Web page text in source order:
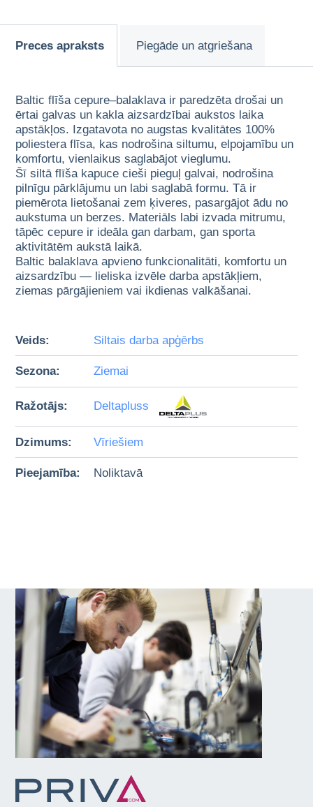
Preces apraksts Piegāde un atgriešana
Baltic flīša cepure–balaklava ir paredzēta drošai un
ērtai galvas un kakla aizsardzībai aukstos laika
apstākļos. Izgatavota no augstas kvalitātes 100%
poliestera flīsa, kas nodrošina siltumu, elpojamību un
komfortu, vienlaikus saglabājot vieglumu.
Šī siltā flīša kapuce cieši pieguļ galvai, nodrošina
pilnīgu pārklājumu un labi saglabā formu. Tā ir
piemērota lietošanai zem ķiveres, pasargājot ādu no
aukstuma un berzes. Materiāls labi izvada mitrumu,
tāpēc cepure ir ideāla gan darbam, gan sporta
aktivitātēm aukstā laikā.
Baltic balaklava apvieno funkcionalitāti, komfortu un
aizsardzību — lieliska izvēle darba apstākļiem,
ziemas pārgājieniem vai ikdienas valkāšanai.
Veids: Siltais darba apģērbs
Sezona: Ziemai
Ražotājs: Deltapluss
Dzimums: Vīriešiem
Pieejamība: Noliktavā